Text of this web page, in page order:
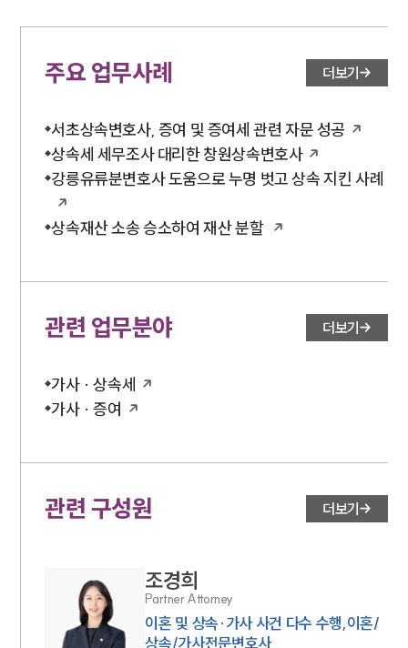
주요 업무사례 더보기
서초상속변호사, 증여 및 증여세 관련 자문 성공
상속세 세무조사 대리한 창원상속변호사
강릉유류분변호사 도움으로 누명 벗고 상속 지킨 사례
상속재산 소송 승소하여 재산 분할
관련 업무분야 더보기
가사 · 상속세
가사 · 증여
관련 구성원 더보기
조경희
Partner Attorney
이혼 및 상속·가사 사건 다수 수행,이혼/
상속/가사전문변호사